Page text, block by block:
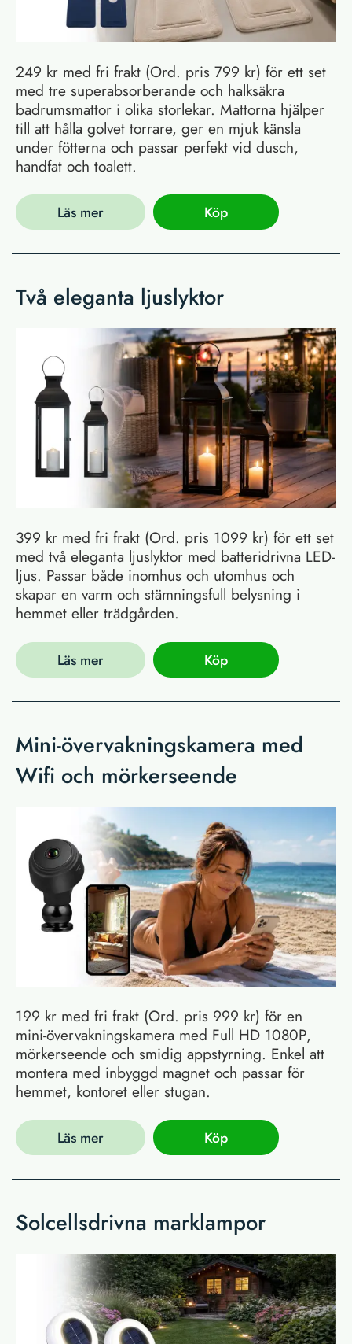
249 kr med fri frakt (Ord. pris 799 kr) för ett set
med tre superabsorberande och halksäkra
badrumsmattor i olika storlekar. Mattorna hjälper
till att hålla golvet torrare, ger en mjuk känsla
under fötterna och passar perfekt vid dusch,
handfat och toalett.
Läs mer Köp
Två eleganta ljuslyktor
399 kr med fri frakt (Ord. pris 1099 kr) för ett set
med två eleganta ljuslyktor med batteridrivna LED-
ljus. Passar både inomhus och utomhus och
skapar en varm och stämningsfull belysning i
hemmet eller trädgården.
Läs mer Köp
Mini-övervakningskamera med
Wifi och mörkerseende
199 kr med fri frakt (Ord. pris 999 kr) för en
mini-övervakningskamera med Full HD 1080P,
mörkerseende och smidig appstyrning. Enkel att
montera med inbyggd magnet och passar för
hemmet, kontoret eller stugan.
Läs mer Köp
Solcellsdrivna marklampor